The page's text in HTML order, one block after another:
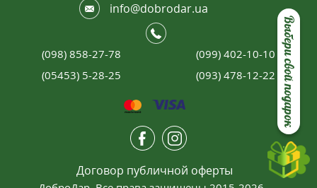
Выбери свой подарок
info@dobrodar.ua
(098) 858-27-78
(099) 402-10-10
(05453) 5-28-25
(093) 478-12-22
Договор публичной оферты